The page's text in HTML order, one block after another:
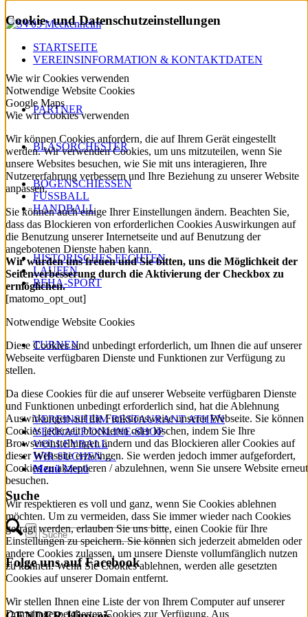
Cookie- und Datenschutzeinstellungen
Wie wir Cookies verwenden
Notwendige Website Cookies
Google Maps
Wie wir Cookies verwenden
Wir können Cookies anfordern, die auf Ihrem Gerät eingestellt
werden. Wir verwenden Cookies, um uns mitzuteilen, wenn Sie
unsere Websites besuchen, wie Sie mit uns interagieren, Ihre
Nutzererfahrung verbessern und Ihre Beziehung zu unserer Website
anpassen.
Sie können auch einige Ihrer Einstellungen ändern. Beachten Sie,
dass das Blockieren von erforderlichen Cookies Auswirkungen auf
die Benutzung unserer Internetseite und auf Benutzung der
angebotenen Dienste haben kann.
Wir würden uns freuen und Sie bitten, uns die Möglichkeit der
Seitenverbesserung durch die Aktivierung der Checkbox zu
ermöglichen.
[matomo_opt_out]
Notwendige Website Cookies
Diese Cookies sind unbedingt erforderlich, um Ihnen die auf unserer
Webseite verfügbaren Dienste und Funktionen zur Verfügung zu
stellen.
Da diese Cookies für die auf unserer Webseite verfügbaren Dienste
und Funktionen unbedingt erforderlich sind, hat die Ablehnung
Auswirkungen auf die Funktionsweise unserer Webseite. Sie können
Cookies jederzeit blockieren oder löschen, indem Sie Ihre
Browsereinstellungen ändern und das Blockieren aller Cookies auf
dieser Webseite erzwingen. Sie werden jedoch immer aufgefordert,
Cookies zu akzeptieren / abzulehnen, wenn Sie unsere Website erneut
besuchen.
Wir respektieren es voll und ganz, wenn Sie Cookies ablehnen
möchten. Um zu vermeiden, dass Sie immer wieder nach Cookies
gefragt werden, erlauben Sie uns bitte, einen Cookie für Ihre
Einstellungen zu speichern. Sie können sich jederzeit abmelden oder
andere Cookies zulassen, um unsere Dienste vollumfänglich nutzen
zu können. Wenn Sie Cookies ablehnen, werden alle gesetzten
Cookies auf unserer Domain entfernt.
Wir stellen Ihnen eine Liste der von Ihrem Computer auf unserer
Domain gespeicherten Cookies zur Verfügung. Aus
STARTSEITE
VEREINSINFORMATION & KONTAKTDATEN
PARTNER
BLASORCHESTER
BOGENSCHIESSEN
FUSSBALL
HANDBALL
HISTORISCHES FECHTEN
LAUFEN
REHA-SPORT
TURNEN
VEREINSHEIM RESTAURANT ATHEN
VERKAUF/ONLINE-SHOP
VOLLEYBALL
WIR SUCHEN …
Menü Menü
Suche
Folge uns auf Facebook